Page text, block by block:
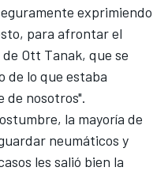
exprimiendo
para afrontar el
Ott Tanak, que se
de lo que estaba
de nosotros".
la mayoría de
neumáticos y
les salió bien la